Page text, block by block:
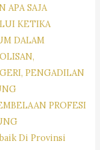
APA SAJA
KETIKA
DALAM
PENGADILAN
PROFESI
Di Provinsi